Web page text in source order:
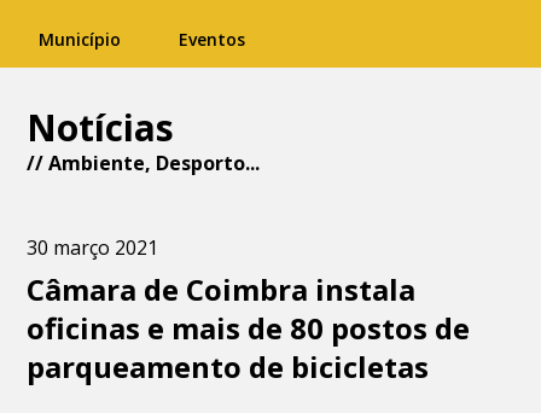
Município Eventos
Notícias
//Ambiente, Desporto...
30 março 2021
Câmara de Coimbra instala
oficinas e mais de 80 postos de
parqueamento de bicicletas